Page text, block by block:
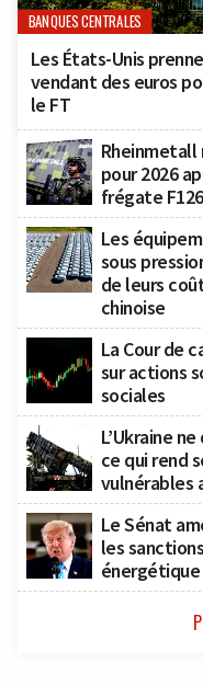
BANQUES CENTRALES
Les États-Unis
vendant des euros
le FT
Rheinmetall
pour 2026
frégate F126
Les
sous
de leurs
chinoise
La Cour de
sur actions
sociales
L’Ukraine
ce qui rend
vulnérables
Le Sénat
les
énergétique